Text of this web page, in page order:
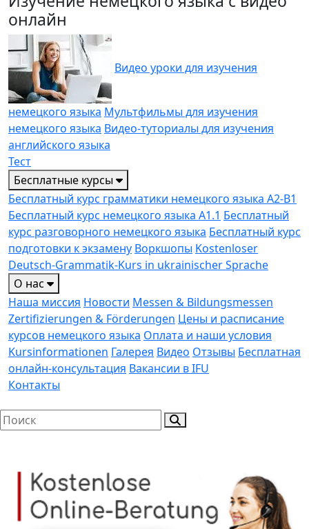
онлайн
Видео уроки для изучения
немецкого языка Мультфильмы для изучения
немецкого языка Видео-туториалы для изучения
английского языка
Тест
Бесплатные курсы
Бесплатный курс грамматики немецкого языка A2-B1
Бесплатный курс немецкого языка A1.1 Бесплатный
курс разговорного немецкого языка Бесплатный курс
подготовки к экзамену Воркшопы Kostenloser
Deutsch-Grammatik-Kurs in ukrainischer Sprache
О нас
Наша миссия Новости Messen & Bildungs­messen
Zertifizierungen & Förderungen Цены и расписание
курсов немецкого языка Оплата и наши условия
Kursinformationen Галерея Видео Отзывы Бесплатная
онлайн-консультация Вакансии в IFU
Контакты